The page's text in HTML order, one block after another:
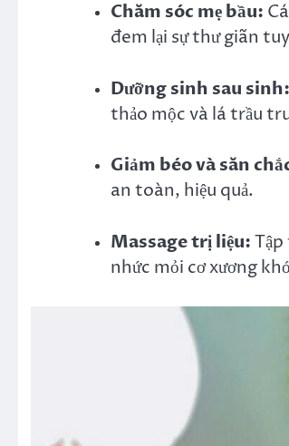
Chăm sóc mẹ bầu:
đem lại sự thư giãn
Dưỡng sinh sau sinh:
thảo mộc và lá trầu
Giảm béo và săn
an toàn, hiệu quả.
Massage trị liệu:
nhức mỏi cơ xương